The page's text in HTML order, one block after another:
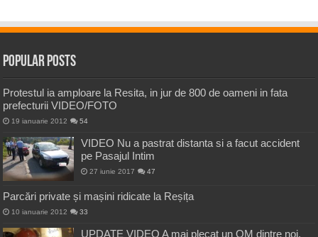
Popular Posts
Protestul ia amploare la Resita, in jur de 800 de oameni in fata
prefecturii VIDEO/FOTO
19 ianuarie 2012 54
VIDEO Nu a pastrat distanta si a facut accident
pe Pasajul Intim
27 iunie 2017 47
Parcări private și mașini ridicate la Reșița
10 ianuarie 2012 33
UPDATE VIDEO A mai plecat un OM dintre noi,